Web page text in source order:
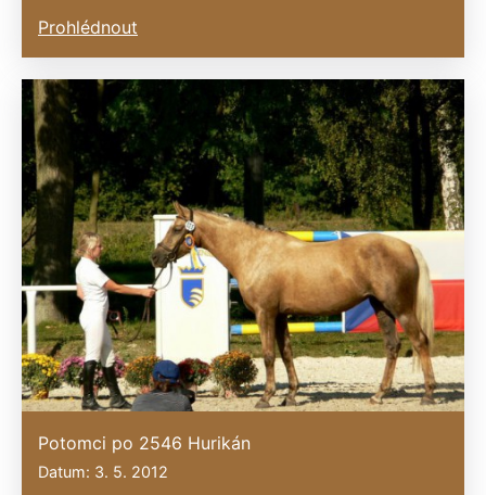
Prohlédnout
Potomci po 2546 Hurikán
Datum: 3. 5. 2012